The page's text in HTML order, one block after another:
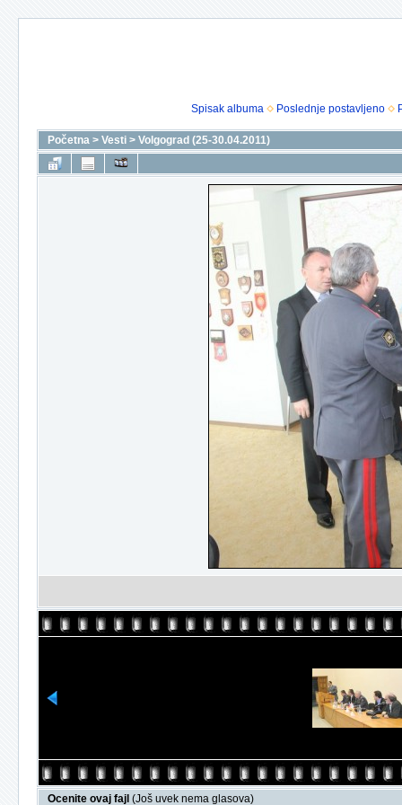
Spisak albuma Poslednje postavljeno
Početna > Vesti > Volgograd (25-30.04.2011)
Ocenite ovaj fajl (Još uvek nema glasova)